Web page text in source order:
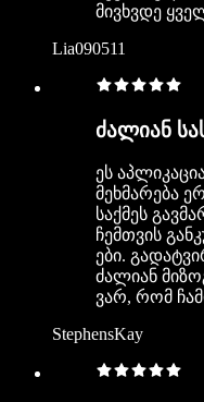
მივხვდე
Lia090511
ძალიან
ეს
მეხმარება
საქმეს
ჩემთვის
ები.
ძალიან
ვარ, რომ
StephensKay